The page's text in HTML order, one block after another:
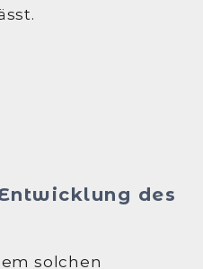
des
solchen